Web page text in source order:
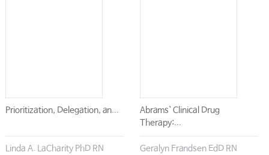
Prioritization, Delegation, an...
Linda A. LaCharity PhD RN
Abrams` Clinical Drug
Therapy:...
Geralyn Frandsen EdD RN